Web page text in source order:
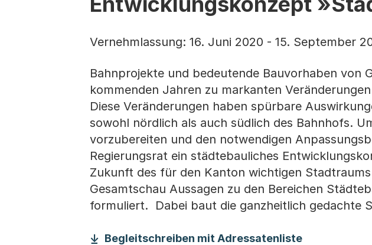
Vernehmlassung: 16. Juni 2020 - 15. September
Bahnprojekte und bedeutende Bauvorhaben von
kommenden Jahren zu markanten
Diese Veränderungen haben spürbare
sowohl nördlich als auch südlich des Bahnhofs.
vorzubereiten und den notwendigen
Regierungsrat ein städtebauliches
Zukunft des für den Kanton wichtigen
Gesamtschau Aussagen zu den Bereichen
formuliert. Dabei baut die ganzheitlich gedachte
Begleitschreiben mit Adressatenliste(Startet